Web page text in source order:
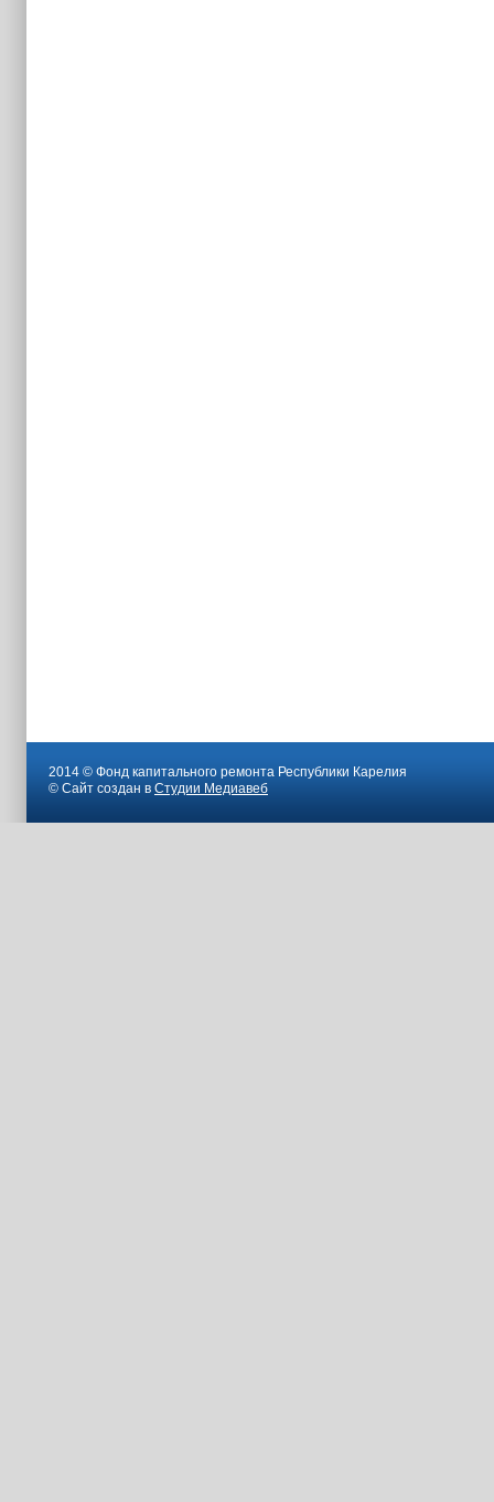
2014 © Фонд капитального ремонта Республики Карелия
© Сайт создан в Студии Медиавеб